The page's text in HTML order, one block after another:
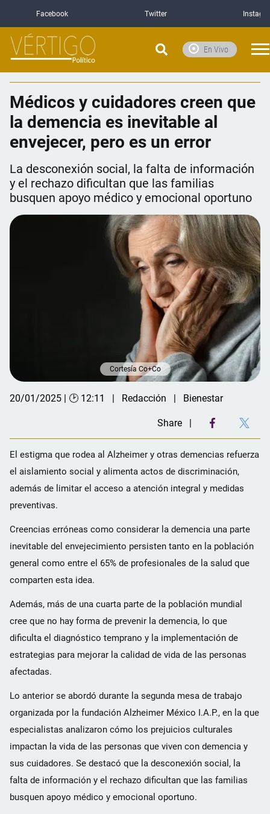
Facebook Twitter
En Vivo
Médicos y cuidadores creen que
la demencia es inevitable al
envejecer, pero es un error
La desconexión social, la falta de información
y el rechazo dificultan que las familias
busquen apoyo médico y emocional oportuno
Cortesía Co+Co
20/01/2025 | 🕑 12:11 Redacción Bienestar
Share
El estigma que rodea al Alzheimer y otras demencias refuerza
el aislamiento social y alimenta actos de discriminación,
además de limitar el acceso a atención integral y medidas
preventivas.
Creencias erróneas como considerar la demencia una parte
inevitable del envejecimiento persisten tanto en la población
general como entre el 65% de profesionales de la salud que
comparten esta idea.
Además, más de una cuarta parte de la población mundial
cree que no hay forma de prevenir la demencia, lo que
dificulta el diagnóstico temprano y la implementación de
estrategias para mejorar la calidad de vida de las personas
afectadas.
Lo anterior se abordó durante la segunda mesa de trabajo
organizada por la fundación Alzheimer México I.A.P., en la que
especialistas analizaron cómo los prejuicios culturales
impactan la vida de las personas que viven con demencia y
sus cuidadores. Se destacó que la desconexión social, la
falta de información y el rechazo dificultan que las familias
busquen apoyo médico y emocional oportuno.